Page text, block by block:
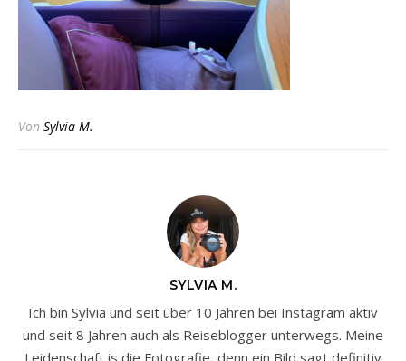
Von Sylvia M.
SYLVIA M.
Ich bin Sylvia und seit über 10 Jahren bei Instagram aktiv
und seit 8 Jahren auch als Reiseblogger unterwegs. Meine
Leidenschaft is die Fotografie, denn ein Bild sagt definitiv